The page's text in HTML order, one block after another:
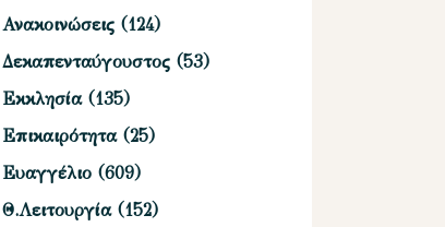
Ανακοινώσεις (124)
Δεκαπενταύγουστος (53)
Εκκλησία(135)
Επικαιρότητα(25)
Ευαγγέλιο (609)
Θ.Λειτουργία(152)